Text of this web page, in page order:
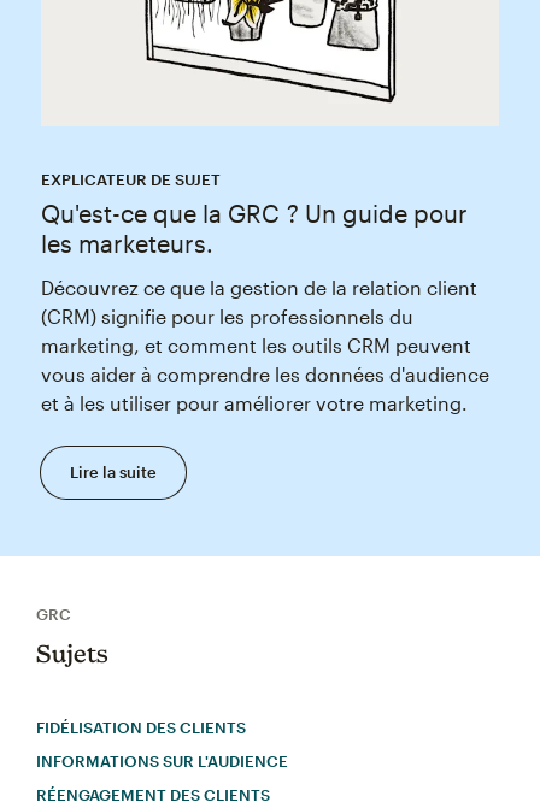
EXPLICATEUR DE SUJET
Qu'est-ce que la GRC ? Un guide pour
les marketeurs.
Découvrez ce que la gestion de la relation client
(CRM) signifie pour les professionnels du
marketing, et comment les outils CRM peuvent
vous aider à comprendre les données d'audience
et à les utiliser pour améliorer votre marketing.
Lire la suite
GRC
Sujets
FIDÉLISATION DES CLIENTS
INFORMATIONS SUR L'AUDIENCE
RÉENGAGEMENT DES CLIENTS